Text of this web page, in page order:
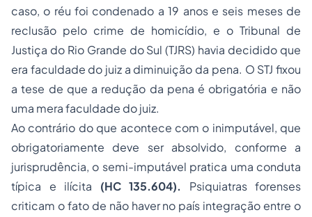
caso, o réu foi condenado a 19 anos e seis meses de
reclusão pelo crime de homicídio, e o Tribunal de
Justiça do Rio Grande do Sul (TJRS) havia decidido que
era faculdade do juiz a diminuição da pena. O STJ fixou
a tese de que a redução da pena é obrigatória e não
uma mera faculdade do juiz.
Ao contrário do que acontece com o inimputável, que
obrigatoriamente deve ser absolvido, conforme a
jurisprudência, o semi-imputável pratica uma conduta
típica e ilícita (HC 135.604). Psiquiatras forenses
criticam o fato de não haver no país integração entre o